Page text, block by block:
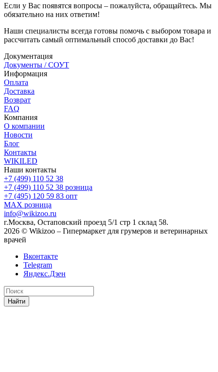
Если у Вас появятся вопросы – пожалуйста, обращайтесь. Мы
обязательно на них ответим!
Наши специалисты всегда готовы помочь с выбором товара и
рассчитать самый оптимальный способ доставки до Вас!
Документация
Документы / СОУТ
Информация
Оплата
Доставка
Возврат
FAQ
Компания
О компании
Новости
Блог
Контакты
WIKILED
Наши контакты
+7 (499) 110 52 38
+7 (499) 110 52 38 розница
+7 (495) 120 59 83 опт
MAX розница
info@wikizoo.ru
г.Москва, Остаповский проезд 5/1 стр 1 склад 58.
2026 © Wikizoo – Гипермаркет для грумеров и ветеринарных
врачей
Вконтакте
Telegram
Яндекс.Дзен
Найти